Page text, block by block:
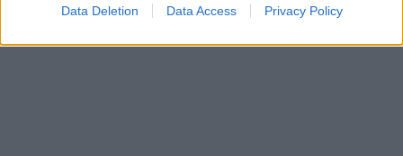
Data Deletion Data Access Privacy Policy